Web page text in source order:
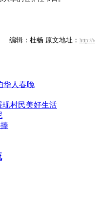
编辑：杜畅 原文地址： http://
华人春晚
现村民美好生活